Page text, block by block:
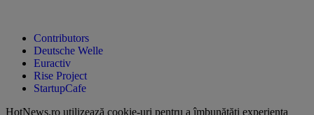
Contributors
Deutsche Welle
Euractiv
Rise Project
StartupCafe
HotNews.ro utilizează cookie-uri pentru a îmbunătăți experiența